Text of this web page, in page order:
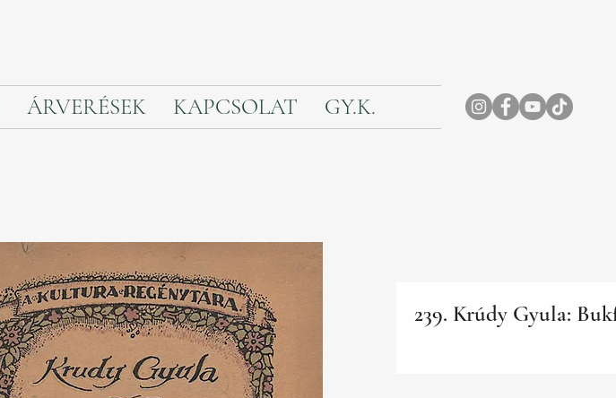
ÁRVERÉSEK KAPCSOLAT GY.K.
239. Krúdy Gyula: